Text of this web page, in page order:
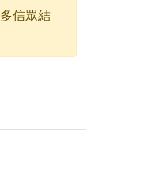
運綿長。
信眾結